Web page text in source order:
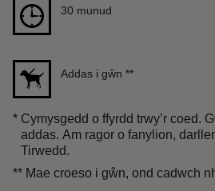
Hyd30 munud
30 munud
Addas i gŵn **
* Cymysgedd o ffyrdd trwy’r coed.
addas. Am ragor o fanylion,
Tirwedd.
** Mae croeso i gŵn, ond cadwch